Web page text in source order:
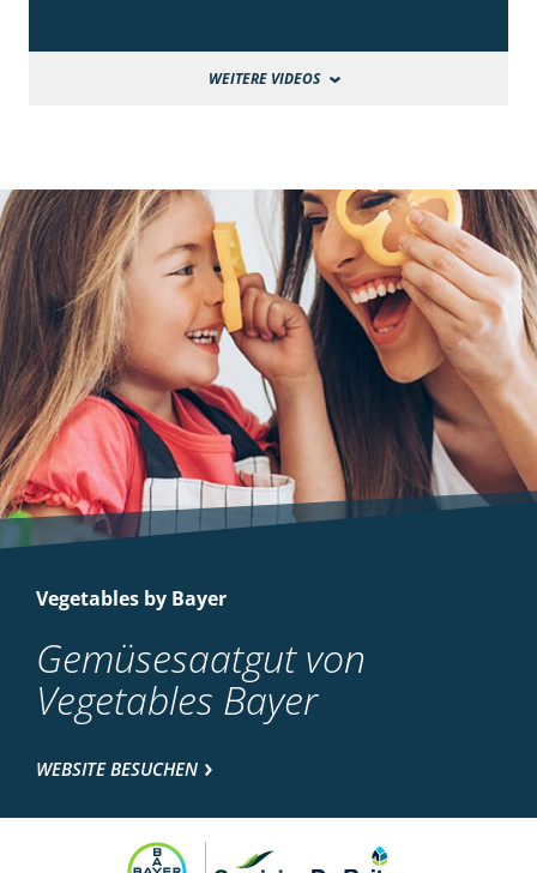
WEITERE VIDEOS
Vegetables by Bayer
Gemüsesaatgut von
Vegetables Bayer
WEBSITE BESUCHEN